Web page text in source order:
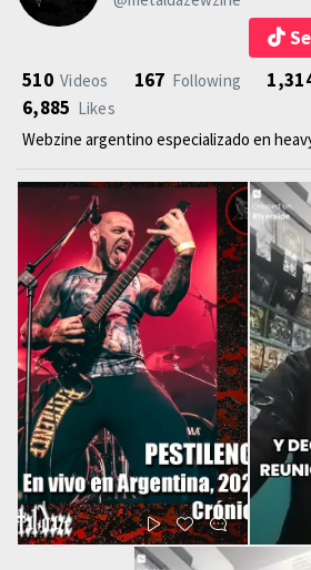
510 Videos 167 Following
6,885 Likes
Webzine argentino especializado en